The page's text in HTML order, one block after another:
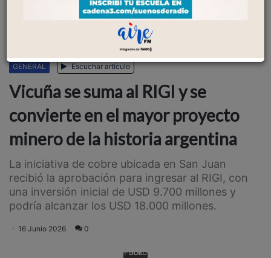
GENERAL Escuchar artículo
Vicuña se suma al RIGI y se
convierte en el mayor proyecto
minero de la historia argentina
La iniciativa de cobre ubicada en San Juan
recibió la aprobación para ingresar al RIGI, con
una inversión inicial de USD 9.700 millones y
podría alcanzar los USD 18.000 millones.
16 Junio 2026 0
Facebook